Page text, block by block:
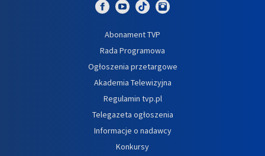
Abonament TVP
Rada Programowa
Ogłoszenia przetargowe
Akademia Telewizyjna
Regulamin tvp.pl
Telegazeta ogłoszenia
Informacje o nadawcy
Konkursy